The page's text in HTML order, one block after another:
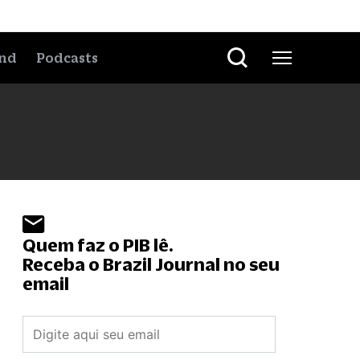
Podcasts
Quem faz o PIB lê.
Receba o Brazil Journal no seu
email